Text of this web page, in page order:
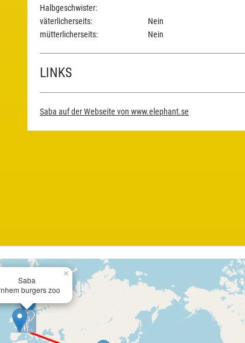
Halbgeschwister:
väterlicherseits:
Nein
mütterlicherseits:
Nein
LINKS
Saba auf der Webseite von www.elephant.se
×
Saba
burgers zoo